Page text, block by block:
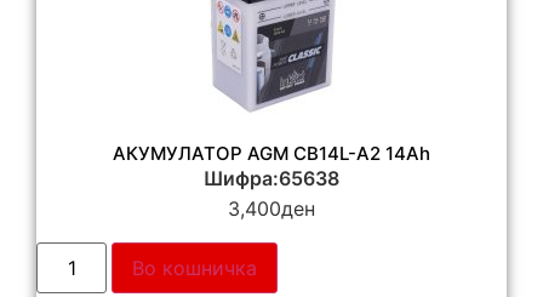
АКУМУЛАТОР AGM CB14L-A2 14Ah
Шифра:65638
3,400ден
Во кошничка